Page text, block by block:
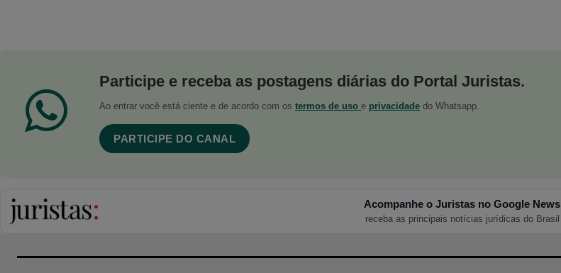
Participe e receba as postagens diárias do Portal Juristas.
Ao entrar você está ciente e de acordo com os termos de uso e privacidade do Whatsapp.
PARTICIPE DO CANAL
Acompanhe o Juristas no Google News
receba as principais notícias jurídicas do Brasil